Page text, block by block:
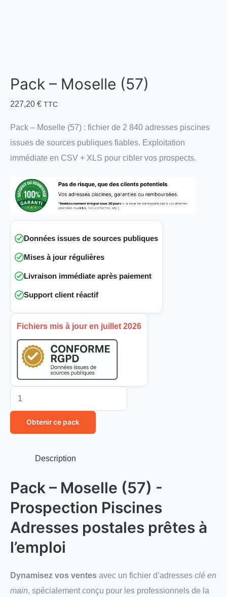
Pack – Moselle (57)
227,20 € TTC
Pack – Moselle (57) : fichier de 2 840 adresses piscines
issues de sources publiques fiables. Exploitation
immédiate en CSV + XLS pour cibler vos prospects.
Données issues de sources publiques
Mises à jour régulières
Livraison immédiate après paiement
Support client réactif
Fichiers mis à jour en juillet 2026
Obtenir ce pack
Description
Pack – Moselle (57) -
Prospection Piscines
Adresses postales prêtes à
l’emploi
Dynamisez vos ventes avec un fichier d’adresses clé en
main, spécialement conçu pour les professionnels de la